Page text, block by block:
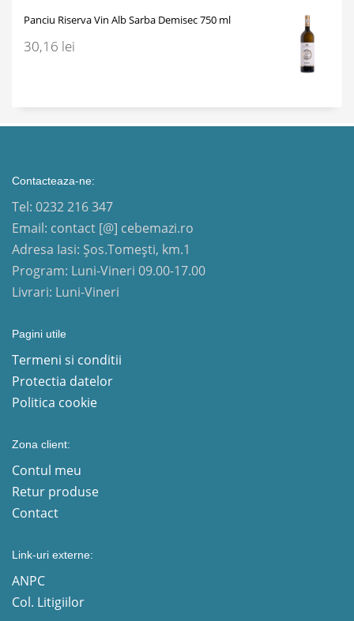
Panciu Riserva Vin Alb Sarba Demisec 750 ml
30,16 lei
Contacteaza-ne:
Tel: 0232 216 347
Email: contact [@] cebemazi.ro
Adresa Iasi: Șos.Tomești, km.1
Program: Luni-Vineri 09.00-17.00
Livrari: Luni-Vineri
Pagini utile
Termeni si conditii
Protectia datelor
Politica cookie
Zona client:
Contul meu
Retur produse
Contact
Link-uri externe:
ANPC
Col. Litigiilor